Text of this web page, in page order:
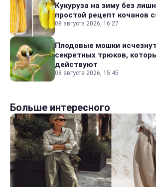
Кукуруза на зиму без
простой рецепт кочанов
08 августа 2026, 16:27
Плодовые мошки
секретных трюков,
действуют
08 августа 2026, 15:45
Больше интересного